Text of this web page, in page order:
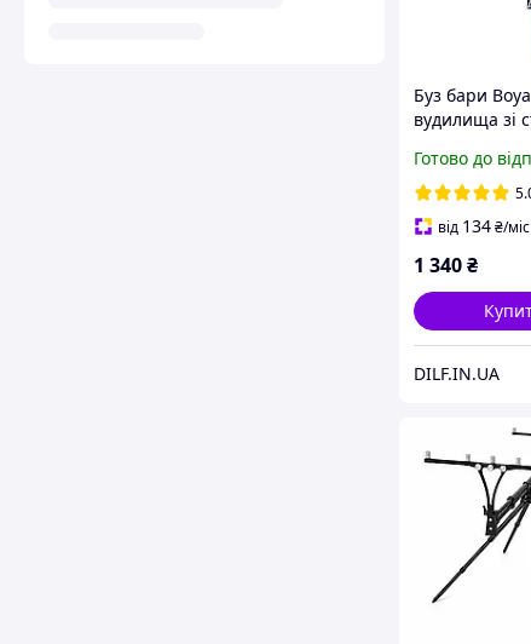
Буз бари
вудилища зі
Готово до
від 134₴/міс
1 340₴
DILF.IN.UA